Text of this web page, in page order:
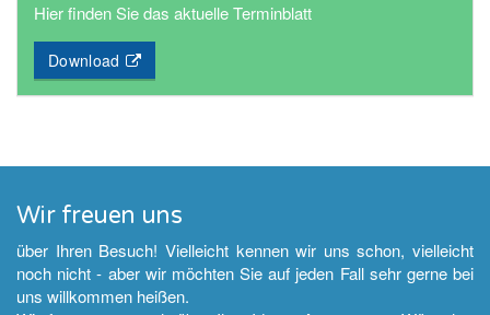
Hier finden Sie das aktuelle Terminblatt
Download
Wir freuen uns
über Ihren Besuch! Vielleicht kennen wir uns schon, vielleicht
noch nicht - aber wir möchten Sie auf jeden Fall sehr gerne bei
uns willkommen heißen.